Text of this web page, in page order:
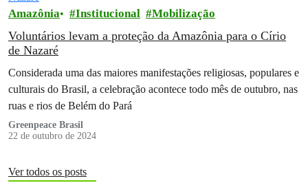
Amazônia Institucional Mobilização
Voluntários levam a proteção da Amazônia para o Círio
de Nazaré
Considerada uma das maiores manifestações religiosas, populares e
culturais do Brasil, a celebração acontece todo mês de outubro, nas
ruas e rios de Belém do Pará
Greenpeace Brasil
22 de outubro de 2024
Ver todos os posts